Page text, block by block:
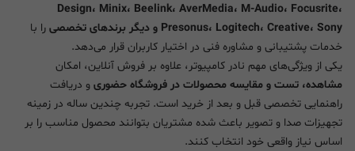
Design، Minix، Beelink، AverMedia، M-Audio، Focusrite،
Presonus، Logitech، Creative، Sony و دیگر برندهای تخصصی
را با
خدمات پشتیبانی و مشاوره فنی در اختیار کاربران قرار می‌دهد.
یکی از ویژگی‌های مهم نادر کامپیوتر، علاوه بر فروش آنلاین، امکان
مشاهده، تست و مقایسه محصولات در فروشگاه حضوری و دریافت
راهنمایی تخصصی قبل و بعد از خرید است. تجربه چندین ساله در زمینه
تجهیزات صدا و تصویر باعث شده مشتریان بتوانند محصول مناسب را بر
اساس نیاز واقعی خود انتخاب کنند.